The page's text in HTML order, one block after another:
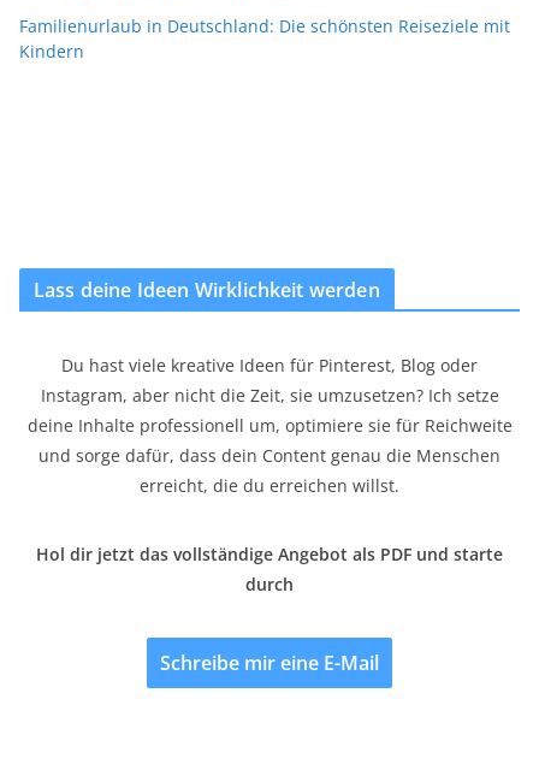
Familienurlaub in Deutschland: Die schönsten Reiseziele mit
Kindern
Lass deine Ideen Wirklichkeit werden
Du hast viele kreative Ideen für Pinterest, Blog oder
Instagram, aber nicht die Zeit, sie umzusetzen? Ich setze
deine Inhalte professionell um, optimiere sie für Reichweite
und sorge dafür, dass dein Content genau die Menschen
erreicht, die du erreichen willst.
Hol dir jetzt das vollständige Angebot als PDF und starte
durch
Schreibe mir eine E-Mail